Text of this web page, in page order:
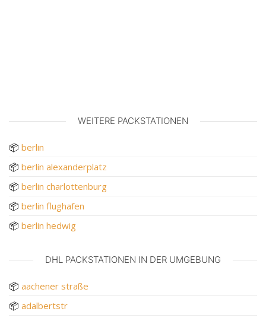
WEITERE PACKSTATIONEN
📦 berlin
📦 berlin alexanderplatz
📦 berlin charlottenburg
📦 berlin flughafen
📦 berlin hedwig
DHL PACKSTATIONEN IN DER UMGEBUNG
📦 aachener straße
📦 adalbertstr